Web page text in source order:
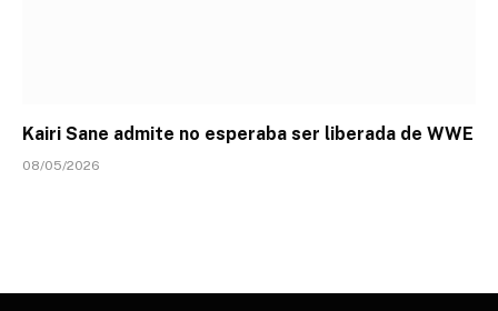
Kairi Sane admite no esperaba ser liberada de WWE
08/05/2026